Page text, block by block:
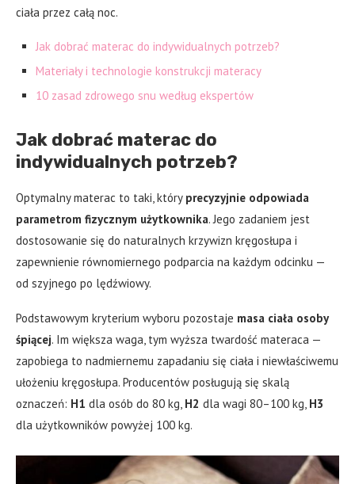
ciała przez całą noc.
Jak dobrać materac do indywidualnych potrzeb?
Materiały i technologie konstrukcji materacy
10 zasad zdrowego snu według ekspertów
Jak dobrać materac do
indywidualnych potrzeb?
Optymalny materac to taki, który precyzyjnie odpowiada
parametrom fizycznym użytkownika. Jego zadaniem jest
dostosowanie się do naturalnych krzywizn kręgosłupa i
zapewnienie równomiernego podparcia na każdym odcinku —
od szyjnego po lędźwiowy.
Podstawowym kryterium wyboru pozostaje masa ciała osoby
śpiącej. Im większa waga, tym wyższa twardość materaca —
zapobiega to nadmiernemu zapadaniu się ciała i niewłaściwemu
ułożeniu kręgosłupa. Producentów posługują się skalą
oznaczeń: H1 dla osób do 80 kg, H2 dla wagi 80–100 kg, H3
dla użytkowników powyżej 100 kg.